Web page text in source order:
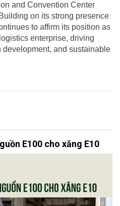
and Convention Center
on its strong presence
to affirm its position as
enterprise, driving
and sustainable
E100 cho xăng E10